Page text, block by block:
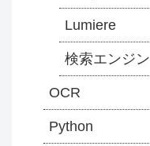
Lumiere
検索エンジン
OCR
Python